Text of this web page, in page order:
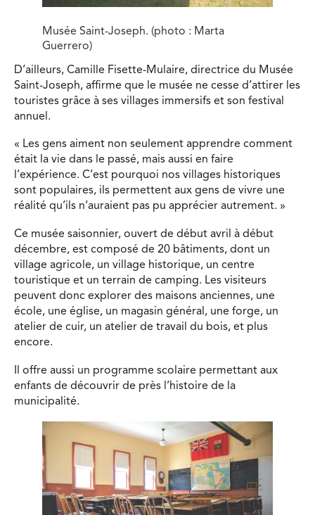
Musée Saint-Joseph. (photo : Marta
Guerrero)
D’ailleurs, Camille Fisette-Mulaire, directrice du Musée
Saint-Joseph, affirme que le musée ne cesse d’attirer les
touristes grâce à ses villages immersifs et son festival
annuel.
« Les gens aiment non seulement apprendre comment
était la vie dans le passé, mais aussi en faire
l’expérience. C’est pourquoi nos villages historiques
sont populaires, ils permettent aux gens de vivre une
réalité qu’ils n’auraient pas pu apprécier autrement. »
Ce musée saisonnier, ouvert de début avril à début
décembre, est composé de 20 bâtiments, dont un
village agricole, un village historique, un centre
touristique et un terrain de camping. Les visiteurs
peuvent donc explorer des maisons anciennes, une
école, une église, un magasin général, une forge, un
atelier de cuir, un atelier de travail du bois, et plus
encore.
Il offre aussi un programme scolaire permettant aux
enfants de découvrir de près l’histoire de la
municipalité.